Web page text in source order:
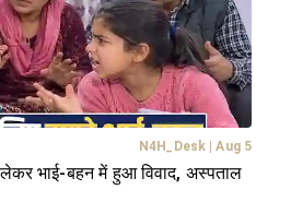
N4H_Desk Aug 5
लेकर भाई-बहन में हुआ विवाद, अस्पताल